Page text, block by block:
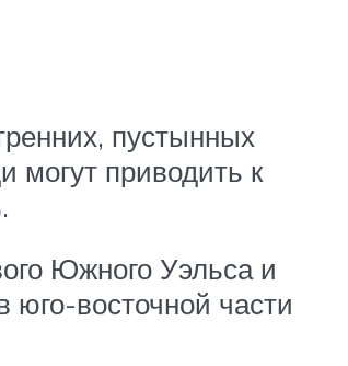
пустынных
могут приводить к
Южного Уэльса и
восточной части